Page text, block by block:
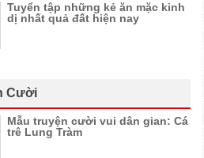
Tuyển tập những kẻ ăn mặc kinh
dị nhất quả đất hiện nay
Cười
Mẫu truyện cười vui dân gian: Cá
trê Lung Tràm